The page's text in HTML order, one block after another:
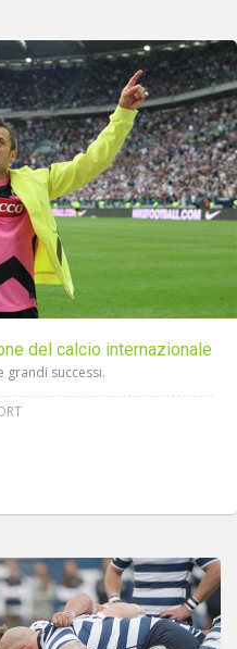
del calcio internazionale
grandi successi.